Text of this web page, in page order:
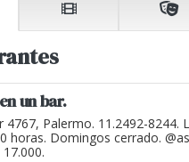
un bar.
4767, Palermo. 11.2492-8244.
horas. Domingos cerrado.